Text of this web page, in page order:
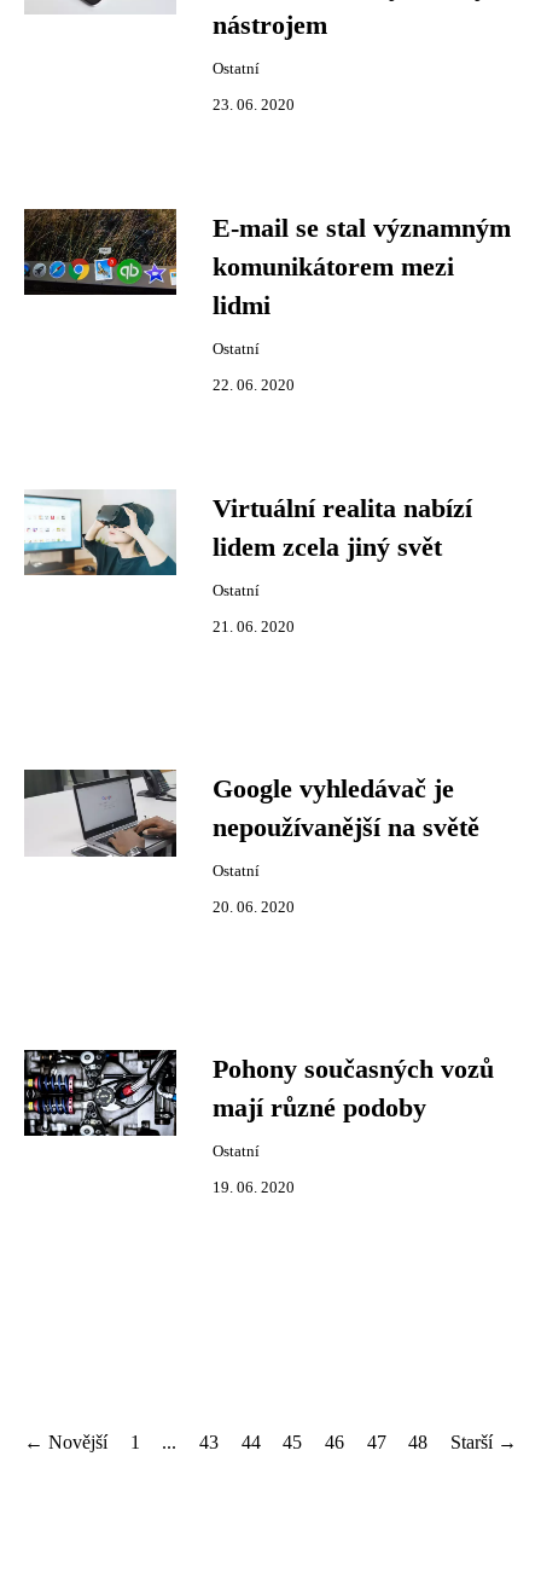
nástrojem
Ostatní
23. 06. 2020
E-mail se stal významným
komunikátorem mezi
lidmi
Ostatní
22. 06. 2020
Virtuální realita nabízí
lidem zcela jiný svět
Ostatní
21. 06. 2020
Google vyhledávač je
nepoužívanější na světě
Ostatní
20. 06. 2020
Pohony současných vozů
mají různé podoby
Ostatní
19. 06. 2020
← Novější 1 ... 43 44 45 46 47 48 Starší →